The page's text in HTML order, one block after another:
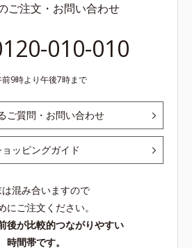
ご注文・お問い合わせ
010-010
前9時より午後7時まで
ご質問・お問い合わせ
ョッピングガイド
は混み合いますので
にご注文ください。
後が比較的つながりやすい
時間帯です。